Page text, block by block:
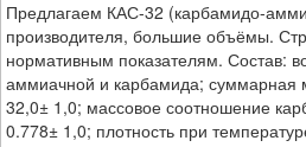
Предлагаем КАС-32 (карбамидо-
производителя, большие объёмы.
нормативным показателям. Состав:
аммиачной и карбамида; суммарная
32,0± 1,0; массовое соотношение
0.778± 1,0; плотность при